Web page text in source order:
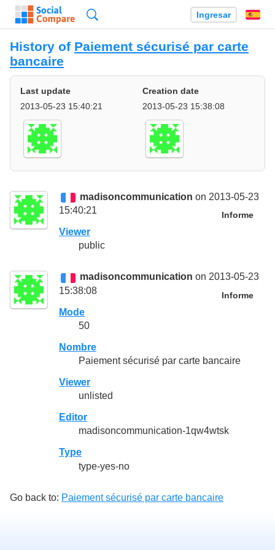
Ingresar
History of Paiement sécurisé par carte
bancaire
Last update
2013-05-23 15:40:21
Creation date
2013-05-23 15:38:08
madisoncommunication on 2013-05-23
15:40:21
Informe
Viewer
public
madisoncommunication on 2013-05-23
15:38:08
Informe
Mode
50
Nombre
Paiement sécurisé par carte bancaire
Viewer
unlisted
Editor
madisoncommunication-1qw4wtsk
Type
type-yes-no
Go back to: Paiement sécurisé par carte bancaire